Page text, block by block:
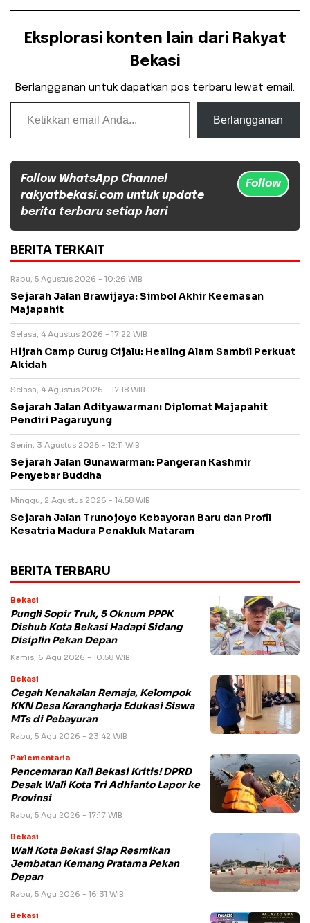
Eksplorasi konten lain dari Rakyat
Bekasi
Berlangganan untuk dapatkan pos terbaru lewat email.
Ketikkan email Anda...
Berlangganan
Follow WhatsApp Channel
rakyatbekasi.com untuk update
berita terbaru setiap hari
Follow
BERITA TERKAIT
Rabu, 5 Agustus 2026 - 10:26 WIB
Sejarah Jalan Brawijaya: Simbol Akhir Keemasan
Majapahit
Selasa, 4 Agustus 2026 - 17:22 WIB
Hijrah Camp Curug Cijalu: Healing Alam Sambil Perkuat
Akidah
Selasa, 4 Agustus 2026 - 17:18 WIB
Sejarah Jalan Adityawarman: Diplomat Majapahit
Pendiri Pagaruyung
Senin, 3 Agustus 2026 - 12:11 WIB
Sejarah Jalan Gunawarman: Pangeran Kashmir
Penyebar Buddha
Minggu, 2 Agustus 2026 - 14:58 WIB
Sejarah Jalan Trunojoyo Kebayoran Baru dan Profil
Kesatria Madura Penakluk Mataram
BERITA TERBARU
Bekasi
Pungli Sopir Truk, 5 Oknum PPPK
Dishub Kota Bekasi Hadapi Sidang
Disiplin Pekan Depan
Kamis, 6 Agu 2026 - 10:58 WIB
Bekasi
Cegah Kenakalan Remaja, Kelompok
KKN Desa Karangharja Edukasi Siswa
MTs di Pebayuran
Rabu, 5 Agu 2026 - 23:42 WIB
Parlementaria
Pencemaran Kali Bekasi Kritis! DPRD
Desak Wali Kota Tri Adhianto Lapor ke
Provinsi
Rabu, 5 Agu 2026 - 17:17 WIB
Bekasi
Wali Kota Bekasi Siap Resmikan
Jembatan Kemang Pratama Pekan
Depan
Rabu, 5 Agu 2026 - 16:31 WIB
Bekasi